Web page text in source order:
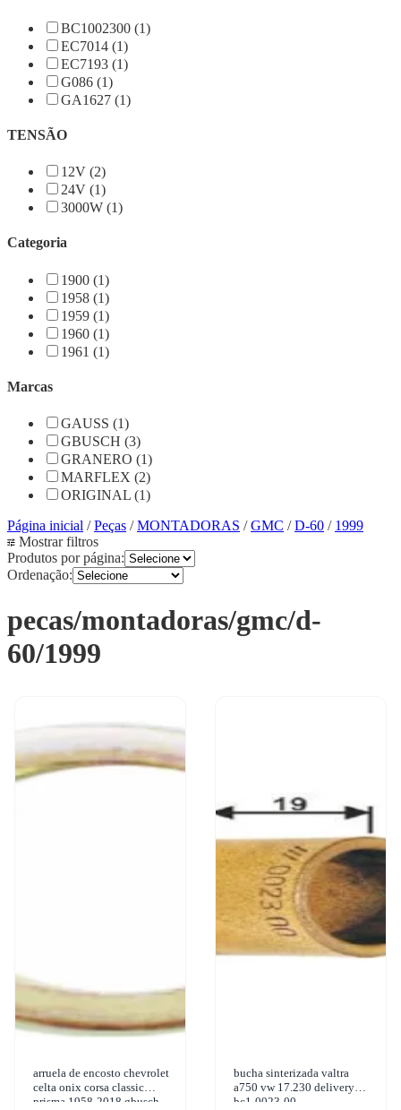
BC1002300 (1)
EC7014 (1)
EC7193 (1)
G086 (1)
GA1627 (1)
TENSÃO
12V (2)
24V (1)
3000W (1)
Categoria
1900 (1)
1958 (1)
1959 (1)
1960 (1)
1961 (1)
Marcas
GAUSS (1)
GBUSCH (3)
GRANERO (1)
MARFLEX (2)
ORIGINAL (1)
Página inicial /Peças /MONTADORAS /GMC /D-60 / 1999
Mostrar filtros
Produtos por página:
Ordenação:
pecas/montadoras/gmc/d-
60/1999
arruela de encosto chevrolet
celta onix corsa classic
prisma 1958-2018 gbusch -
bucha sinterizada valtra
a750 vw 17.230 delivery
bc1-0023-00